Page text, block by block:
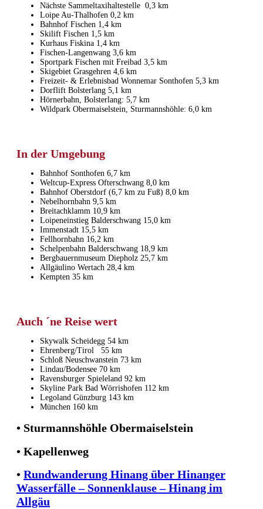
Nächste Sammeltaxihaltestelle 0,3 km
Loipe Au-Thalhofen 0,2 km
Bahnhof Fischen 1,4 km
Skilift Fischen 1,5 km
Kurhaus Fiskina 1,4 km
Fischen-Langenwang 3,6 km
Sportpark Fischen mit Freibad 3,5 km
Skigebiet Grasgehren 4,6 km
Freizeit- & Erlebnisbad Wonnemar Sonthofen 5,3 km
Dorflift Bolsterlang 5,1 km
Hörnerbahn, Bolsterlang: 5,7 km
Wildpark Obermaiselstein, Sturmannshöhle: 6,0 km
In der Umgebung
Bahnhof Sonthofen 6,7 km
Weltcup-Express Ofterschwang 8,0 km
Bahnhof Oberstdorf (6,7 km zu Fuß) 8,0 km
Nebelhornbahn 9,5 km
Breitachklamm 10,9 km
Loipeneinstieg Balderschwang 15,0 km
Immenstadt 15,5 km
Fellhornbahn 16,2 km
Schelpenbahn Balderschwang 18,9 km
Bergbauernmuseum Diepholz 25,7 km
Allgäulino Wertach 28,4 km
Kempten 35 km
Auch ´ne Reise wert
Skywalk Scheidegg 54 km
Ehrenberg/Tirol 55 km
Schloß Neuschwanstein 73 km
Lindau/Bodensee 70 km
Ravensburger Spieleland 92 km
Skyline Park Bad Wörrishofen 112 km
Legoland Günzburg 143 km
München 160 km
• Sturmannshöhle Obermaiselstein
• Kapellenweg
• Rundwanderung Hinang über Hinanger
Wasserfälle – Sonnenklause – Hinang im
Allgäu